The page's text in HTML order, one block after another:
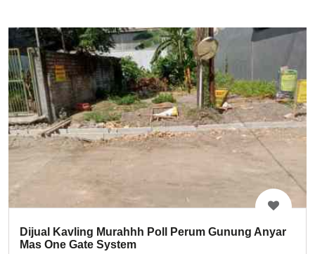
Dijual Kavling Murahhh Poll Perum Gunung Anyar
Mas One Gate System